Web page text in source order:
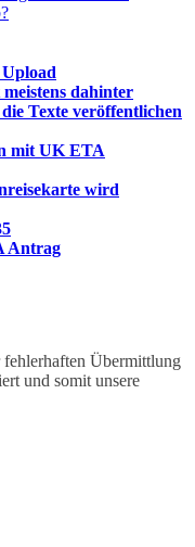
dahinter
Texte veröffentlichen
mit UK ETA
wird
Antrag
Übermittlung
und somit unsere